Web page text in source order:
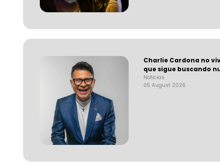
Charlie Cardona no
que sigue buscando
Noticias
05 August 2026